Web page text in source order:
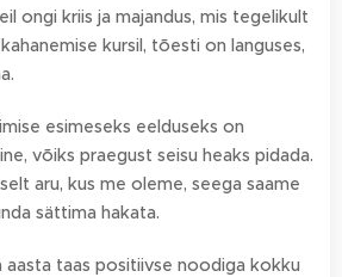
ongi kriis ja majandus, mis tegelikult
kursil, tõesti on languses,
esimeseks eelduseks on
võiks praegust seisu heaks pidada.
aru, kus me oleme, seega saame
sättima hakata.
aasta taas positiivse noodiga kokku